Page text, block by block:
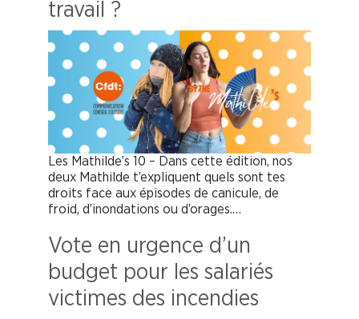
travail ?
Les Mathilde’s 10 – Dans cette édition, nos
deux Mathilde t’expliquent quels sont tes
droits face aux épisodes de canicule, de
froid, d’inondations ou d’orages.…
Vote en urgence d’un
budget pour les salariés
victimes des incendies